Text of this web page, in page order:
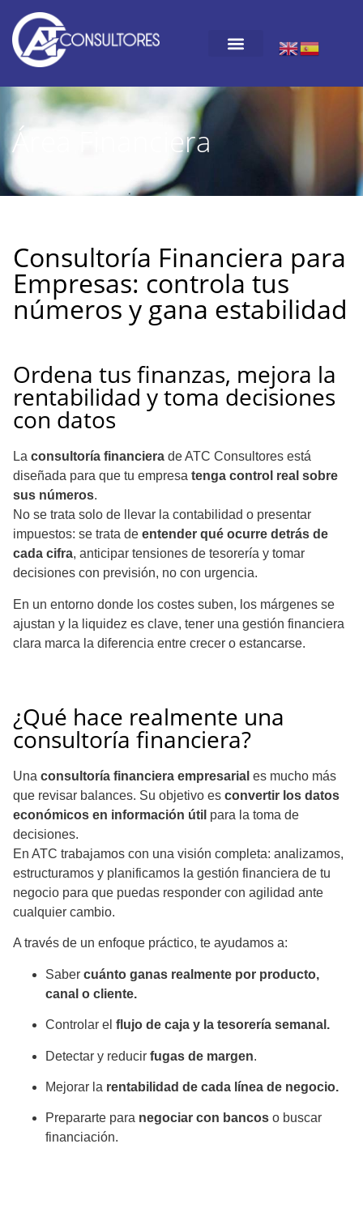
Área Financiera
Consultoría Financiera para
Empresas: controla tus
números y gana estabilidad
Ordena tus finanzas, mejora la
rentabilidad y toma decisiones
con datos
La consultoría financiera de ATC Consultores está
diseñada para que tu empresa tenga control real sobre
sus números.
No se trata solo de llevar la contabilidad o presentar
impuestos: se trata de entender qué ocurre detrás de
cada cifra, anticipar tensiones de tesorería y tomar
decisiones con previsión, no con urgencia.
En un entorno donde los costes suben, los márgenes se
ajustan y la liquidez es clave, tener una gestión financiera
clara marca la diferencia entre crecer o estancarse.
¿Qué hace realmente una
consultoría financiera?
Una consultoría financiera empresarial es mucho más
que revisar balances. Su objetivo es convertir los datos
económicos en información útil para la toma de
decisiones.
En ATC trabajamos con una visión completa: analizamos,
estructuramos y planificamos la gestión financiera de tu
negocio para que puedas responder con agilidad ante
cualquier cambio.
A través de un enfoque práctico, te ayudamos a:
Saber cuánto ganas realmente por producto,
canal o cliente.
Controlar el flujo de caja y la tesorería semanal.
Detectar y reducir fugas de margen.
Mejorar la rentabilidad de cada línea de negocio.
Prepararte para negociar con bancos o buscar
financiación.